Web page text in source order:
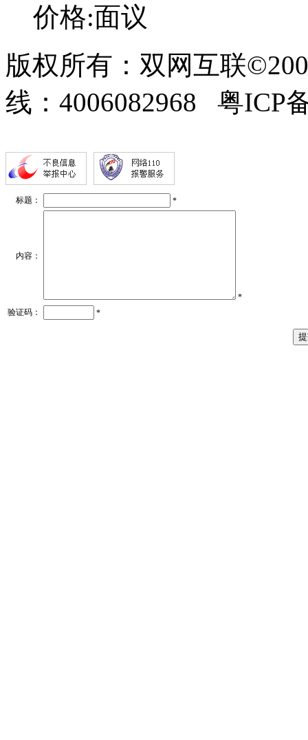
价格:面议
版权所有：双网互联
线：4006082968 粤ICP
标题： *
内容：
*
验证码：
*